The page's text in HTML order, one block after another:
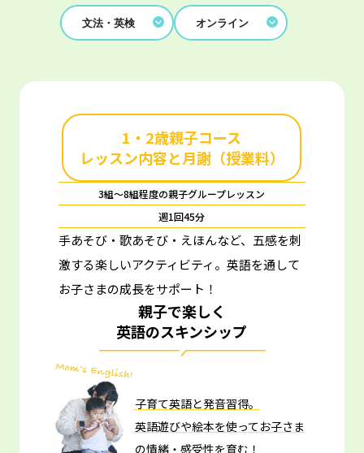
文法・英検 オンライン
1・2歳親子コース
レッスン内容と月謝（授業料）
3組～8組程度の親子グループレッスン
週1回45分
手あそび・歌あそび・えほんなど、五感を刺
激する楽しいアクティビティ。 英語を通して
お子さまの成長をサポート！
親子で楽しく
英語のスキンシップ
子育て英語と発音習得。
英語遊びや絵本を使ってお子さま
の情緒・感受性を育む！